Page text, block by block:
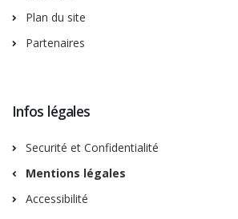
Plan du site
Partenaires
Infos légales
Securité et Confidentialité
Mentions légales
Accessibilité